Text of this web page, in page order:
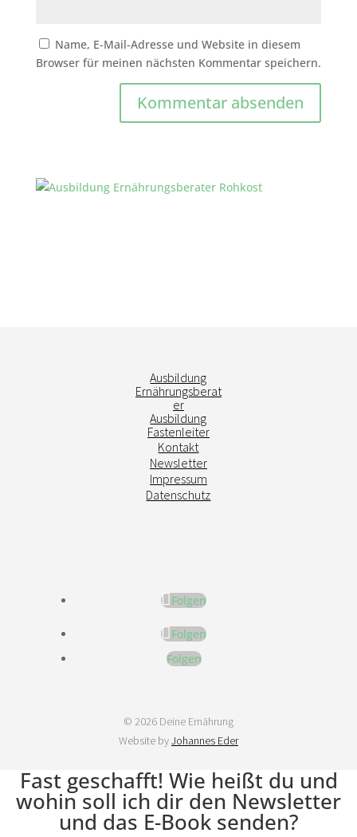
Name, E-Mail-Adresse und Website in diesem
Browser für meinen nächsten Kommentar speichern.
Ausbildung
Ernährungsberat
er
Ausbildung
Fastenleiter
Kontakt
Newsletter
Impressum
Datenschutz
Folgen
Folgen
Folgen
© 2026 Deine Ernährung
Website byJohannes Eder
Fast geschafft! Wie heißt du und
wohin soll ich dir den Newsletter
und das E-Book senden?